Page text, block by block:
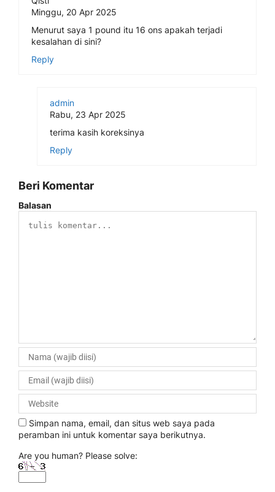
Minggu, 20 Apr 2025
Menurut saya 1 pound itu 16 ons apakah terjadi
kesalahan di sini?
Reply
admin
Rabu, 23 Apr 2025
terima kasih koreksinya
Reply
Beri Komentar
Balasan
Simpan nama, email, dan situs web saya pada
peramban ini untuk komentar saya berikutnya.
Are you human? Please solve: